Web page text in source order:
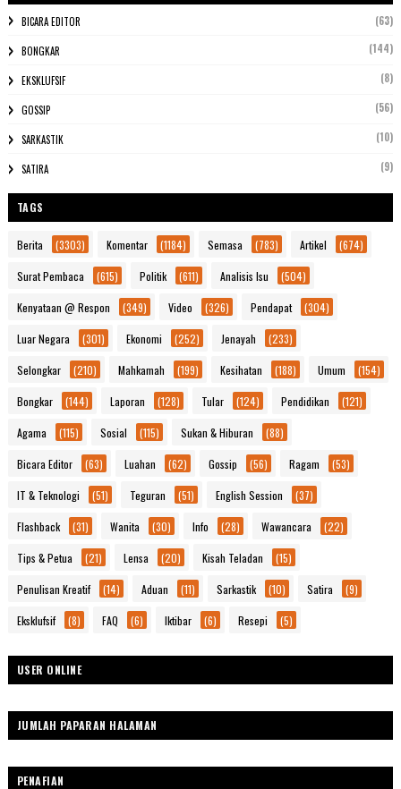
BICARA EDITOR (63)
BONGKAR (144)
EKSKLUFSIF (8)
GOSSIP (56)
SARKASTIK (10)
SATIRA (9)
TAGS
Berita (3303) Komentar (1184) Semasa (783) Artikel (674)
Surat Pembaca (615) Politik (611) Analisis Isu (504)
Kenyataan @ Respon (349) Video (326) Pendapat (304)
Luar Negara (301) Ekonomi (252) Jenayah (233)
Selongkar (210) Mahkamah (199) Kesihatan (188) Umum (154)
Bongkar (144) Laporan (128) Tular (124) Pendidikan (121)
Agama (115) Sosial (115) Sukan & Hiburan (88)
Bicara Editor (63) Luahan (62) Gossip (56) Ragam (53)
IT & Teknologi (51) Teguran (51) English Session (37)
Flashback (31) Wanita (30) Info (28) Wawancara (22)
Tips & Petua (21) Lensa (20) Kisah Teladan (15)
Penulisan Kreatif (14) Aduan (11) Sarkastik (10) Satira (9)
Eksklufsif (8) FAQ (6) Iktibar (6) Resepi (5)
USER ONLINE
JUMLAH PAPARAN HALAMAN
PENAFIAN